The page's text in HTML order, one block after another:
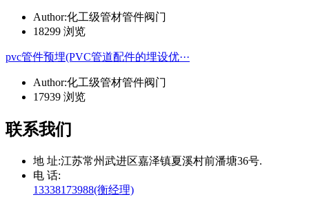
Author:化工级管材管件阀门
18299 浏览
pvc管件预埋(PVC管道配件的埋设优···
Author:化工级管材管件阀门
17939 浏览
联系我们
地 址:江苏常州武进区嘉泽镇夏溪村前潘塘36号.
电 话:
13338173988(衡经理)